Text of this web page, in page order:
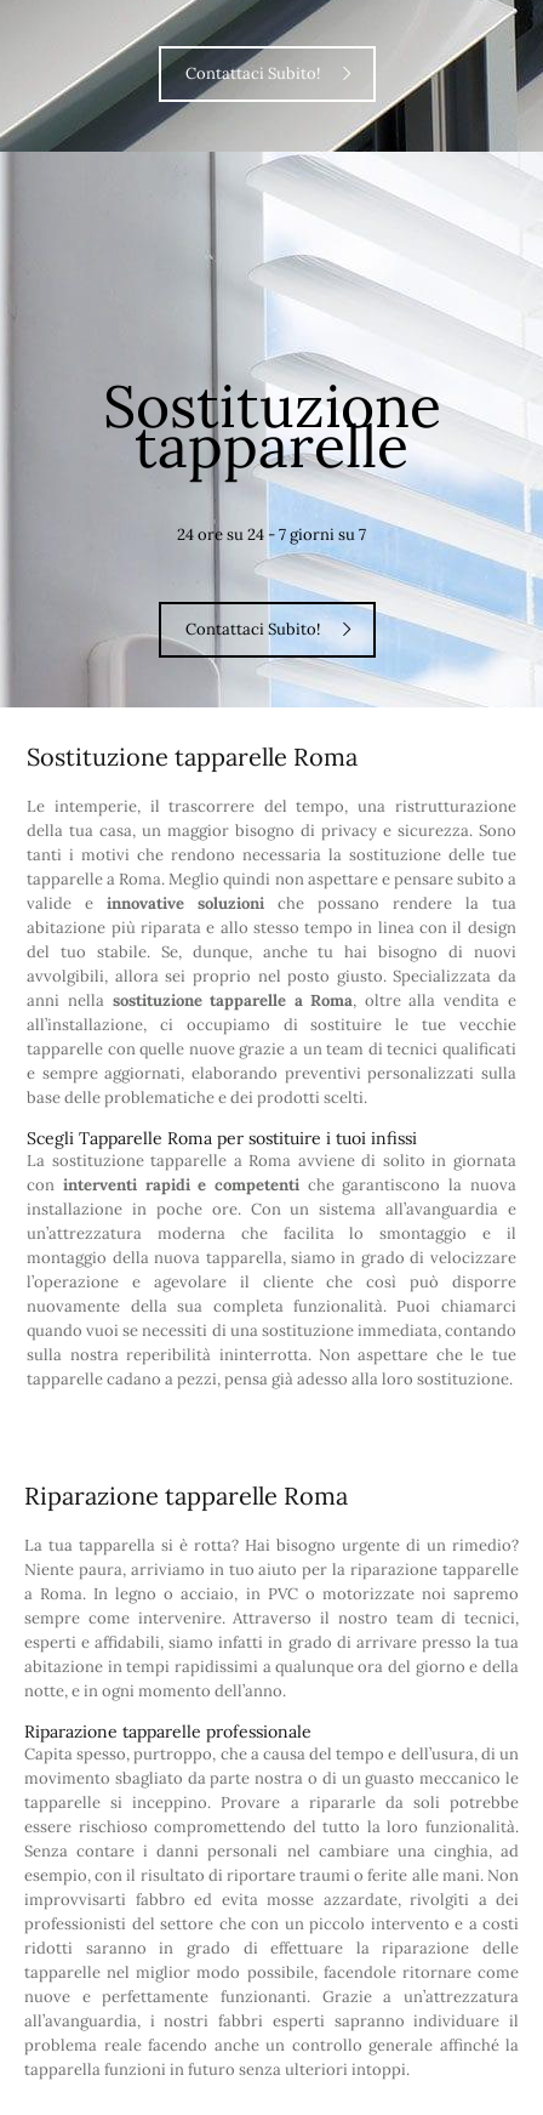
Contattaci Subito!
Sostituzione
tapparelle
24 ore su 24 - 7 giorni su 7
Contattaci Subito!
Sostituzione tapparelle Roma
Le intemperie, il trascorrere del tempo, una ristrutturazione
della tua casa, un maggior bisogno di privacy e sicurezza. Sono
tanti i motivi che rendono necessaria la sostituzione delle tue
tapparelle a Roma. Meglio quindi non aspettare e pensare subito a
valide e innovative soluzioni che possano rendere la tua
abitazione più riparata e allo stesso tempo in linea con il design
del tuo stabile. Se, dunque, anche tu hai bisogno di nuovi
avvolgibili, allora sei proprio nel posto giusto. Specializzata da
anni nella sostituzione tapparelle a Roma, oltre alla vendita e
all’installazione, ci occupiamo di sostituire le tue vecchie
tapparelle con quelle nuove grazie a un team di tecnici qualificati
e sempre aggiornati, elaborando preventivi personalizzati sulla
base delle problematiche e dei prodotti scelti.
Scegli Tapparelle Roma per sostituire i tuoi infissi
La sostituzione tapparelle a Roma avviene di solito in giornata
coninterventi rapidi e competenti che garantiscono la nuova
installazione in poche ore. Con un sistema all’avanguardia e
un’attrezzatura moderna che facilita lo smontaggio e il
montaggio della nuova tapparella, siamo in grado di velocizzare
l’operazione e agevolare il cliente che così può disporre
nuovamente della sua completa funzionalità. Puoi chiamarci
quando vuoi se necessiti di una sostituzione immediata, contando
sulla nostra reperibilità ininterrotta. Non aspettare che le tue
tapparelle cadano a pezzi, pensa già adesso alla loro sostituzione.
Riparazione tapparelle Roma
La tua tapparella si è rotta? Hai bisogno urgente di un rimedio?
Niente paura, arriviamo in tuo aiuto per la riparazione tapparelle
a Roma. In legno o acciaio, in PVC o motorizzate noi sapremo
sempre come intervenire. Attraverso il nostro team di tecnici,
esperti e affidabili, siamo infatti in grado di arrivare presso la tua
abitazione in tempi rapidissimi a qualunque ora del giorno e della
notte, e in ogni momento dell’anno.
Riparazione tapparelle professionale
Capita spesso, purtroppo, che a causa del tempo e dell’usura, di un
movimento sbagliato da parte nostra o di un guasto meccanico le
tapparelle si inceppino. Provare a ripararle da soli potrebbe
essere rischioso compromettendo del tutto la loro funzionalità.
Senza contare i danni personali nel cambiare una cinghia, ad
esempio, con il risultato di riportare traumi o ferite alle mani. Non
improvvisarti fabbro ed evita mosse azzardate, rivolgiti a dei
professionisti del settore che con un piccolo intervento e a costi
ridotti saranno in grado di effettuare la riparazione delle
tapparelle nel miglior modo possibile, facendole ritornare come
nuove e perfettamente funzionanti. Grazie a un’attrezzatura
all’avanguardia, i nostri fabbri esperti sapranno individuare il
problema reale facendo anche un controllo generale affinché la
tapparella funzioni in futuro senza ulteriori intoppi.